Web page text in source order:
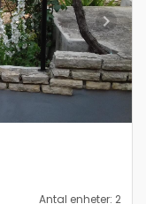
Next
Antal enheter: 2